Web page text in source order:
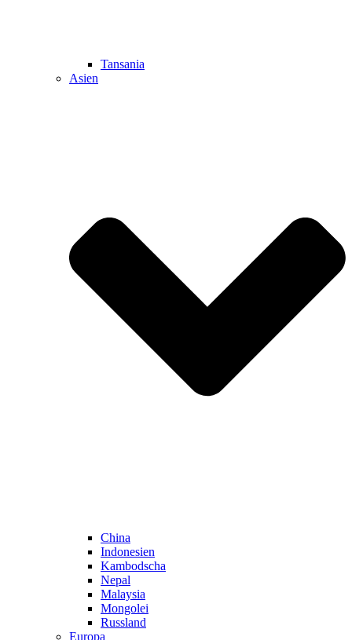
Tansania
Asien
China
Indonesien
Kambodscha
Nepal
Malaysia
Mongolei
Russland
Europa